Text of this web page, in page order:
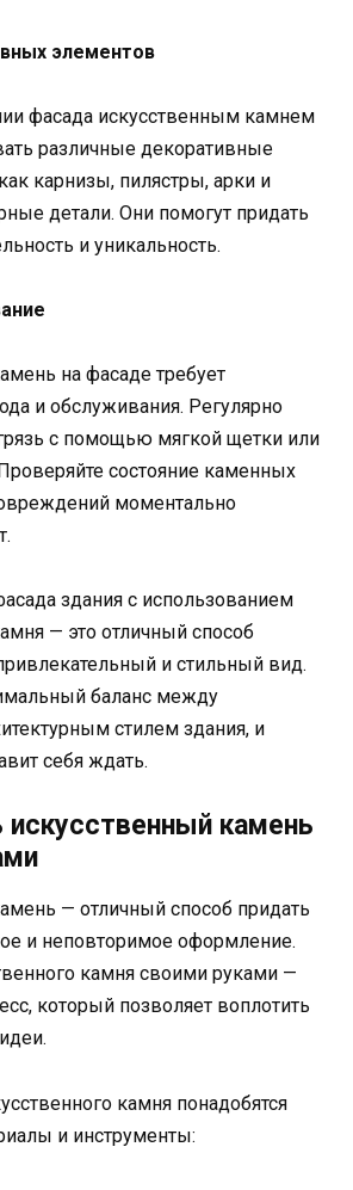
элементов
фасада искусственным камнем
различные декоративные
карнизы, пилястры, арки и
детали. Они помогут придать
и уникальность.
на фасаде требует
и обслуживания. Регулярно
с помощью мягкой щетки или
состояние каменных
моментально
здания с использованием
— это отличный способ
и стильный вид.
баланс между
стилем здания, и
себя ждать.
искусственный камень
— отличный способ придать
и неповторимое оформление.
камня своими руками —
который позволяет воплотить
камня понадобятся
и инструменты: